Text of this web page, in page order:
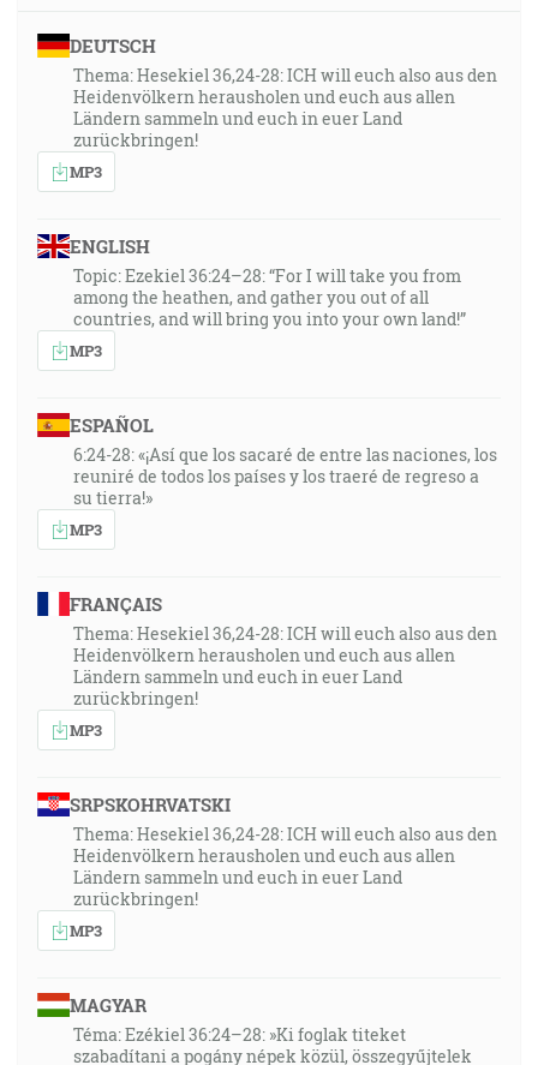
DEUTSCH
Thema: Hesekiel 36,24-28: ICH will euch also aus den
Heidenvölkern herausholen und euch aus allen
Ländern sammeln und euch in euer Land
zurückbringen!
MP3
ENGLISH
Topic: Ezekiel 36:24–28: “For I will take you from
among the heathen, and gather you out of all
countries, and will bring you into your own land!”
MP3
ESPAÑOL
6:24-28: «¡Así que los sacaré de entre las naciones, los
reuniré de todos los países y los traeré de regreso a
su tierra!»
MP3
FRANÇAIS
Thema: Hesekiel 36,24-28: ICH will euch also aus den
Heidenvölkern herausholen und euch aus allen
Ländern sammeln und euch in euer Land
zurückbringen!
MP3
SRPSKOHRVATSKI
Thema: Hesekiel 36,24-28: ICH will euch also aus den
Heidenvölkern herausholen und euch aus allen
Ländern sammeln und euch in euer Land
zurückbringen!
MP3
MAGYAR
Téma: Ezékiel 36:24–28: »Ki foglak titeket
szabadítani a pogány népek közül, összegyűjtelek